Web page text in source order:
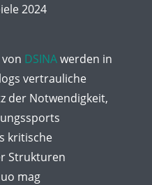
2024
DSINAwerden in
vertrauliche
der Notwendigkeit,
kritische
Strukturen
mag